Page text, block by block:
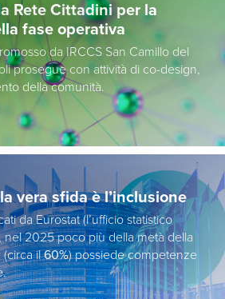
Rete Cittadini per la
fase operativa
da IRCCS San Camillo del
prosegue con attività di co-design,
della comunità.
vera sfida è l’inclusione
da Eurostat (l’ufficio statistico
nel 2025 poco più della metà della
(circa il60%) possiede competenze